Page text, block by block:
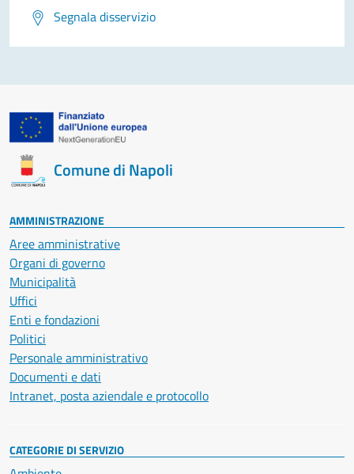
Segnala disservizio
Comune di Napoli
AMMINISTRAZIONE
Aree amministrative
Organi di governo
Municipalità
Uffici
Enti e fondazioni
Politici
Personale amministrativo
Documenti e dati
Intranet, posta aziendale e protocollo
CATEGORIE DI SERVIZIO